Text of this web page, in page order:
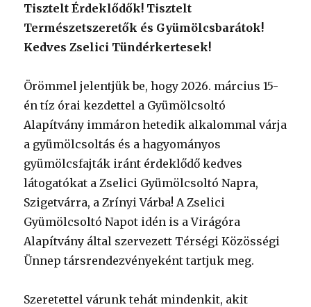
Tisztelt Érdeklődők! Tisztelt
Természetszeretők és Gyümölcsbarátok!
Kedves Zselici Tündérkertesek!
Örömmel jelentjük be, hogy 2026. március 15-
én tíz órai kezdettel a Gyümölcsoltó
Alapítvány immáron hetedik alkalommal várja
a gyümölcsoltás és a hagyományos
gyümölcsfajták iránt érdeklődő kedves
látogatókat a Zselici Gyümölcsoltó Napra,
Szigetvárra, a Zrínyi Várba! A Zselici
Gyümölcsoltó Napot idén is a Virágóra
Alapítvány által szervezett Térségi Közösségi
Ünnep társrendezvényeként tartjuk meg.
Szeretettel várunk tehát mindenkit, akit